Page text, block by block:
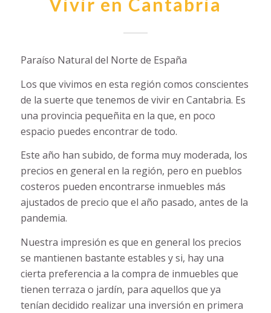
Vivir en Cantabria
Paraíso Natural del Norte de España
Los que vivimos en esta región comos conscientes
de la suerte que tenemos de vivir en Cantabria. Es
una provincia pequeñita en la que, en poco
espacio puedes encontrar de todo.
Este año han subido, de forma muy moderada, los
precios en general en la región, pero en pueblos
costeros pueden encontrarse inmuebles más
ajustados de precio que el año pasado, antes de la
pandemia.
Nuestra impresión es que en general los precios
se mantienen bastante estables y si, hay una
cierta preferencia a la compra de inmuebles que
tienen terraza o jardín, para aquellos que ya
tenían decidido realizar una inversión en primera